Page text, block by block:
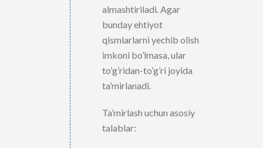
almashtiriladi. Agar
bunday ehtiyot
qismlarlarni yechib olish
imkoni bo’lmasa, ular
to’g’ridan-to’g’ri joyida
ta’mirlanadi.
Ta’mirlash uchun asosiy
talablar: